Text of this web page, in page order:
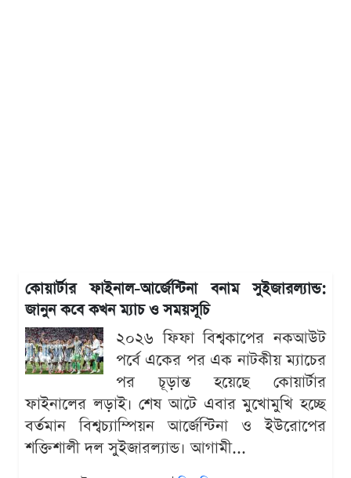
কোয়ার্টার ফাইনাল-আর্জেন্টিনা বনাম সুইজারল্যান্ড:
জানুন কবে কখন ম্যাচ ও সময়সূচি
২০২৬ ফিফা বিশ্বকাপের নকআউট
পর্বে একের পর এক নাটকীয় ম্যাচের
পর চূড়ান্ত হয়েছে কোয়ার্টার
ফাইনালের লড়াই। শেষ আটে এবার মুখোমুখি হচ্ছে
বর্তমান বিশ্বচ্যাম্পিয়ন আর্জেন্টিনা ও ইউরোপের
শক্তিশালী দল সুইজারল্যান্ড। আগামী...